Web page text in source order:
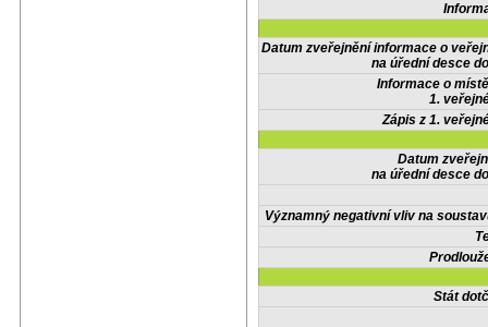
Datum zveřejnění informace o
na úřední desce
Informace o
1.
Zápis z 1.
Datum
na úřední desce
Významný negativní vliv na
Stát